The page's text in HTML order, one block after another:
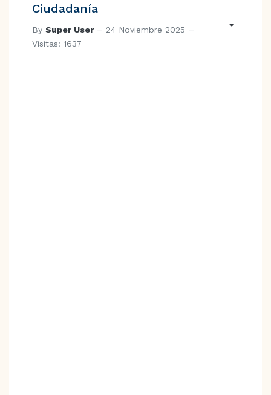
Ciudadanía
By Super User
24 Noviembre 2025
Visitas: 1637